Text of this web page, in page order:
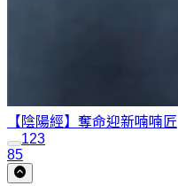
【陰陽經】奪命迎新喃喃匠
123
85